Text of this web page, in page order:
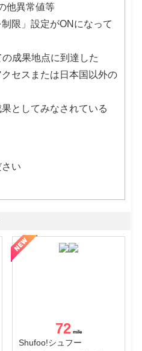
他異常値等
限」設定がONになって
成果地点に到達した
セスまたは日本国以外の
としてみなされている
い
72
Shufoo!シュフー